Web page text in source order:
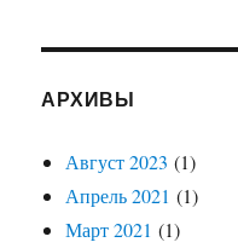
АРХИВЫ
Август 2023 (1)
Апрель 2021 (1)
Март 2021 (1)